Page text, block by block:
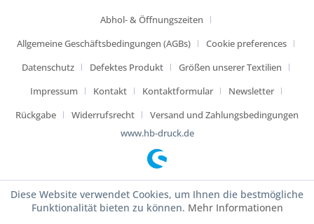
Abhol- & Öffnungszeiten
Allgemeine Geschäftsbedingungen (AGBs)
Cookie preferences
Datenschutz
Defektes Produkt
Größen unserer Textilien
Impressum
Kontakt Kontaktformular
Newsletter
Rückgabe
Widerrufsrecht
Versand und Zahlungsbedingungen
www.hb-druck.de
Diese Website verwendet Cookies, um Ihnen die bestmögliche
Funktionalität bieten zu können. Mehr Informationen